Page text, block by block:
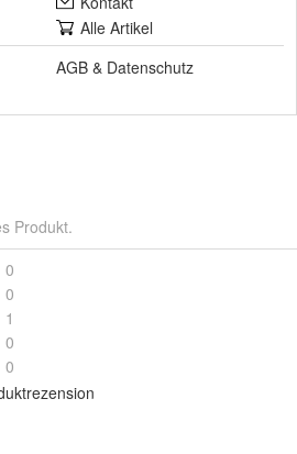
Alle Artikel
AGB & Datenschutz
Produkt.
0
0
1
0
0